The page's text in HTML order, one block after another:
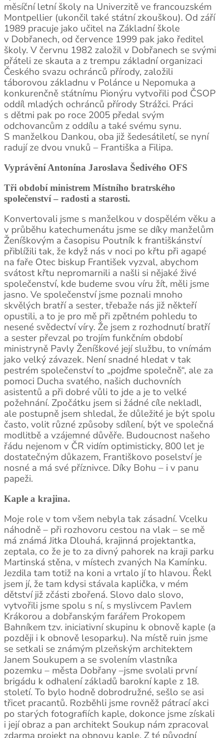
měsíční letní školy na Univerzitě ve francouzském
Montpellier (ukončil také státní zkouškou). Od září
1989 pracuje jako učitel na Základní škole
v Dobřanech, od července 1999 pak jako ředitel
školy. V červnu 1982 založil v Dobřanech se svými
přáteli ze skauta a z trempu základní organizaci
Českého svazu ochránců přírody, založili
táborovou základnu v Polánce u Nepomuka a
konkurenčně státnímu Pionýru vytvořili pod ČSOP
oddíl mladých ochránců přírody Strážci. Práci
s dětmi pak po roce 2005 předal svým
odchovancům z oddílu a také svému synu.
S manželkou Dankou, oba již šedesátiletí, se nyní
radují ze dvou vnuků – Františka a Filipa.
Vyprávění Antonína Jaroslava Šedivého OFS
Tři období ministrem Místního bratrského
společenství – radosti a starosti.
Konvertovali jsme s manželkou v dospělém věku a
v průběhu katechumenátu jsme se díky manželům
Ženíškovým a časopisu Poutník k františkánství
přiblížili tak, že když nás v noci po křtu při agapé
na faře Otec biskup František vyzval, abychom
svátost křtu nepromarnili a našli si nějaké živé
společenství, kde budeme svou víru žít, měli jsme
jasno. Ve společenství jsme poznali mnoho
skvělých bratří a sester, třebaže nás již někteří
opustili, a to je pro mě při zpětném pohledu to
nesené svědectví víry. Že jsem z rozhodnutí bratří
a sester převzal po trojím funkčním období
ministryně Pavly Ženíškové její službu, to vnímám
jako velký závazek. Není snadné hledat v tak
pestrém společenství to „pojďme společně“, ale za
pomoci Ducha svatého, našich duchovních
asistentů a při dobré vůli to jde a je to velké
požehnání. Zpočátku jsem si žádné cíle nekladl,
ale postupně jsem shledal, že důležité je být spolu
často, volit různé způsoby sdílení, být ve společná
modlitbě a vzájemné důvěře. Budoucnost našeho
řádu nejenom v ČR vidím optimisticky, 800 let je
dostatečným důkazem, Františkovo poselství je
nosné a má své příznivce. Díky Bohu – i v panu
papeži.
Kaple a krajina.
Moje role v tom všem nebyla tak zásadní. Vcelku
náhodně – při rozhovoru cestou na vlak – se mě
má známá Jitka Dlouhá, krajinná projektantka,
zeptala, co že je to za divný pahorek na kraji parku
Martinská stěna, v místech zvaných Na Kamínku.
Jezdila tam totiž na koni a vrtalo jí to hlavou. Řekl
jsem jí, že tam kdysi stávala kaplička, v mém
dětství již zčásti zbořená. Slovo dalo slovo,
vytvořili jsme spolu s ní, s myslivcem Pavlem
Krákorou a dobřanským farářem Prokopem
Bahníkem tzv. iniciativní skupinu k obnově kaple (a
později i k obnově lesoparku). Na místě ruin jsme
se setkali se známým plzeňským architektem
Janem Soukupem a se svolením vlastníka
pozemku – města Dobřany –jsme svolali první
brigádu k odhalení základů barokní kaple z 18.
století. To bylo hodně dobrodružné, sešlo se asi
třicet pracantů. Rozběhli jsme rovněž pátrací akci
po starých fotografiích kaple, dokonce jsme získali
i její obraz a pan architekt Soukup nám zpracoval